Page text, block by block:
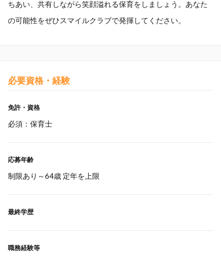
ちあい、共有しながら笑顔溢れる保育をしましょう。あなた
の可能性をぜひスマイルクラブで発揮してください。
必要資格・経験
免許・資格
必須：保育士
応募年齢
制限あり～64歳 定年を上限
最終学歴
職務経験等